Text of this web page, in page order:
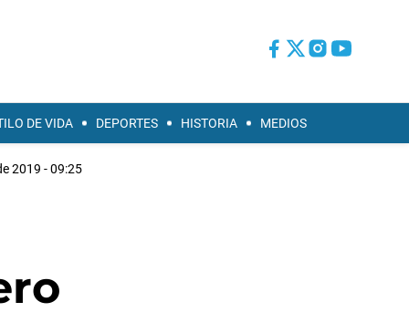
DE VIDA DEPORTES HISTORIA MEDIOS
2019 - 09:25